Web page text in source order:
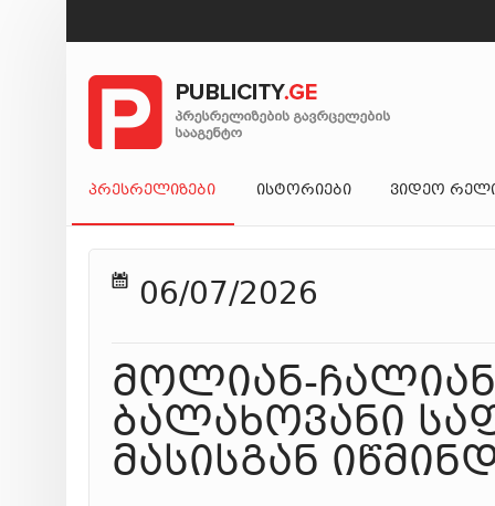
ᲞᲠᲔᲡᲠᲔᲚᲘᲖᲔᲑᲘ ᲘᲡᲢᲝᲠᲘᲔᲑᲘ ᲕᲘᲓᲔᲝ
06/07/2026
მოლიან-
ბალახოვანი
მასისგან